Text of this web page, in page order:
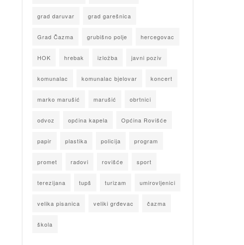
grad daruvar grad garešnica
Grad Čazma grubišno polje hercegovac
HOK hrebak izložba javni poziv
komunalac komunalac bjelovar koncert
marko marušić marušić obrtnici
odvoz općina kapela Općina Rovišće
papir plastika policija program
promet radovi rovišće sport
terezijana tupš turizam umirovljenici
velika pisanica veliki grđevac čazma
škola